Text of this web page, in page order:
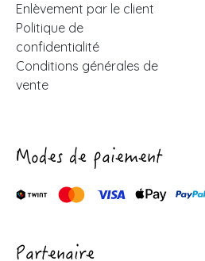
Enlèvement par le client
Politique de
confidentialité
Conditions générales de
vente
Modes de paiement
Partenaire